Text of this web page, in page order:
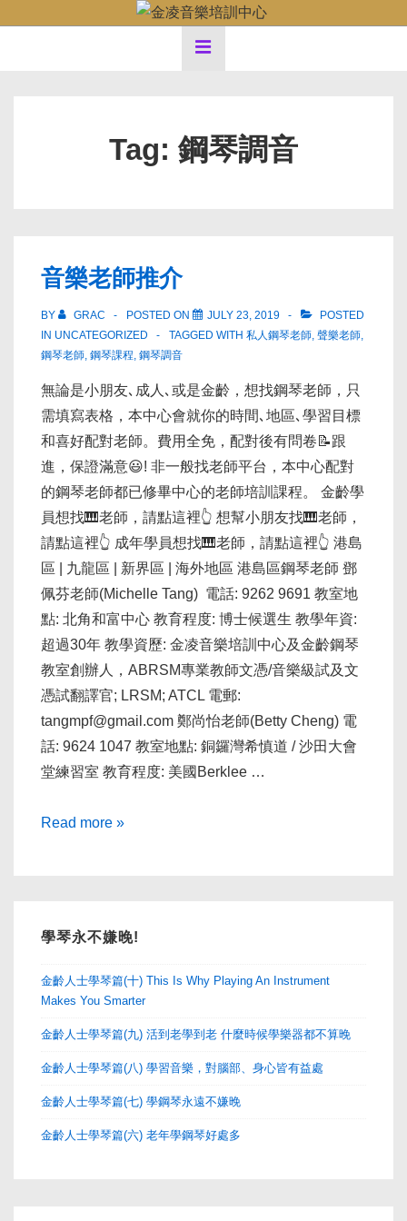
Tag: 鋼琴調音
音樂老師推介
BY GRAC POSTED ON JULY 23, 2019
POSTED
IN UNCATEGORIZED
TAGGED WITH 私人鋼琴老師, 聲樂老師,
鋼琴老師, 鋼琴課程, 鋼琴調音
無論是小朋友､成人､或是金齡，想找鋼琴老師，只
需填寫表格，本中心會就你的時間､地區､學習目標
和喜好配對老師。費用全免，配對後有問卷📝跟
進，保證滿意😃! 非一般找老師平台，本中心配對
的鋼琴老師都已修畢中心的老師培訓課程。 金齡學
員想找🎹老師，請點這裡👆 想幫小朋友找🎹老師，
請點這裡👆 成年學員想找🎹老師，請點這裡👆 港島
區 | 九龍區 | 新界區 | 海外地區 港島區鋼琴老師 鄧
佩芬老師(Michelle Tang) 電話: 9262 9691 教室地
點: 北角和富中心 教育程度: 博士候選生 教學年資:
超過30年 教學資歷: 金凌音樂培訓中心及金齡鋼琴
教室創辦人，ABRSM專業教師文憑/音樂級試及文
憑試翻譯官; LRSM; ATCL 電郵:
tangmpf@gmail.com 鄭尚怡老師(Betty Cheng) 電
話: 9624 1047 教室地點: 銅鑼灣希慎道 / 沙田大會
堂練習室 教育程度: 美國Berklee …
音
介
Read more »
學琴永不嫌晚!
金齡人士學琴篇(十) This Is Why Playing An Instrument
Makes You Smarter
金齡人士學琴篇(九) 活到老學到老 什麼時候學樂器都不算晚
金齡人士學琴篇(八) 學習音樂，對腦部、身心皆有益處
金齡人士學琴篇(七) 學鋼琴永遠不嫌晚
金齡人士學琴篇(六) 老年學鋼琴好處多